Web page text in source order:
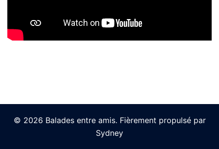
© 2026 Balades entre amis. Fièrement propulsé par
Sydney